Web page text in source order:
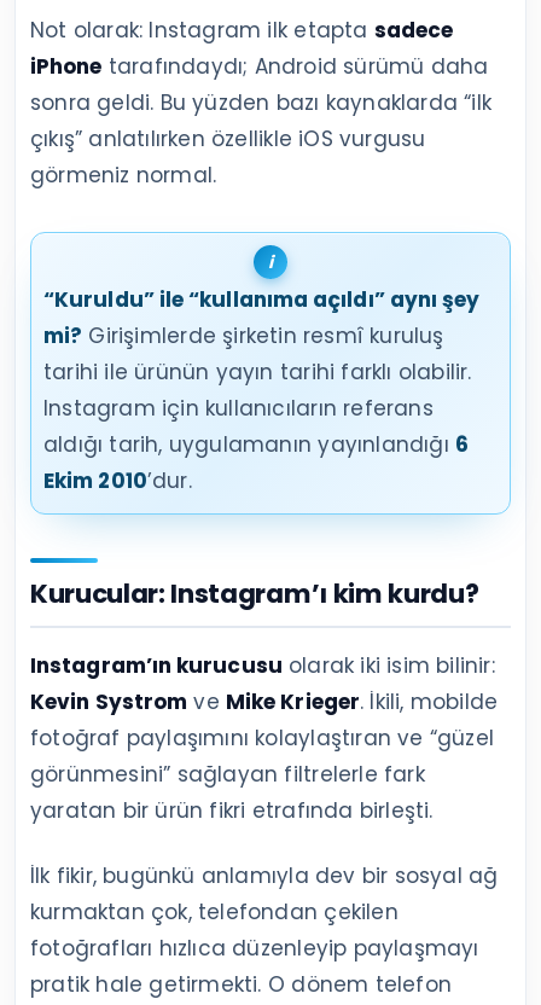
Not olarak: Instagram ilk etapta sadece
iPhone tarafındaydı; Android sürümü daha
sonra geldi. Bu yüzden bazı kaynaklarda “ilk
çıkış” anlatılırken özellikle iOS vurgusu
görmeniz normal.
“Kuruldu” ile “kullanıma açıldı” aynı şey
mi? Girişimlerde şirketin resmî kuruluş
tarihi ile ürünün yayın tarihi farklı olabilir.
Instagram için kullanıcıların referans
aldığı tarih, uygulamanın yayınlandığı 6
Ekim 2010’dur.
Kurucular: Instagram’ı kim kurdu?
Instagram’ın kurucusu olarak iki isim bilinir:
Kevin Systrom ve Mike Krieger. İkili, mobilde
fotoğraf paylaşımını kolaylaştıran ve “güzel
görünmesini” sağlayan filtrelerle fark
yaratan bir ürün fikri etrafında birleşti.
İlk fikir, bugünkü anlamıyla dev bir sosyal ağ
kurmaktan çok, telefondan çekilen
fotoğrafları hızlıca düzenleyip paylaşmayı
pratik hale getirmekti. O dönem telefon